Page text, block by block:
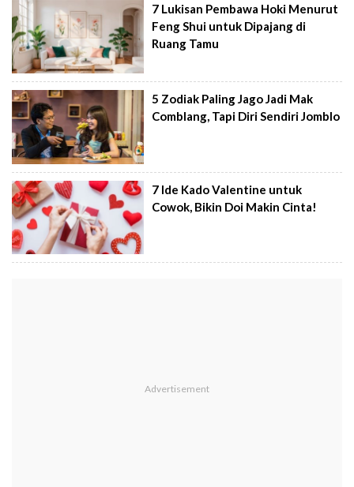
7 Lukisan Pembawa Hoki Menurut
Feng Shui untuk Dipajang di
Ruang Tamu
5 Zodiak Paling Jago Jadi Mak
Comblang, Tapi Diri Sendiri Jomblo
7 Ide Kado Valentine untuk
Cowok, Bikin Doi Makin Cinta!